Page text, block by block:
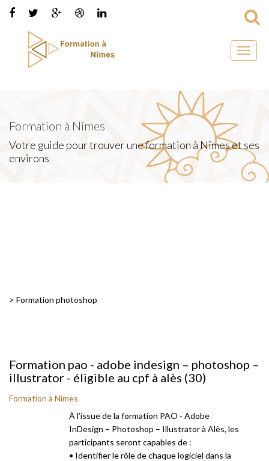
Toggle
Formation à Nîmes
Votre guide pour trouver une formation à Nîmes et ses
environs
> Formation photoshop
Formation pao - adobe indesign – photoshop –
illustrator - éligible au cpf à alès (30)
Formation à Nîmes
À l’issue de la formation PAO - Adobe
InDesign – Photoshop – Illustrator à Alès, les
participants seront capables de :
• Identifier le rôle de chaque logiciel dans la